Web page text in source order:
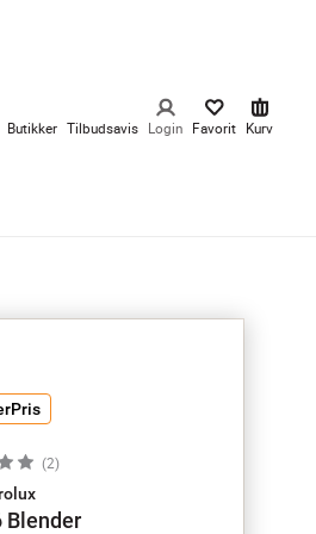
Butikker Tilbudsavis Login Favorit Kurv
(2)
Blender